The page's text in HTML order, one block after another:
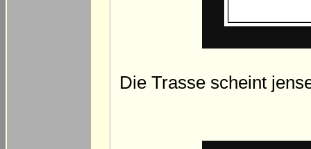
Die Trasse scheint